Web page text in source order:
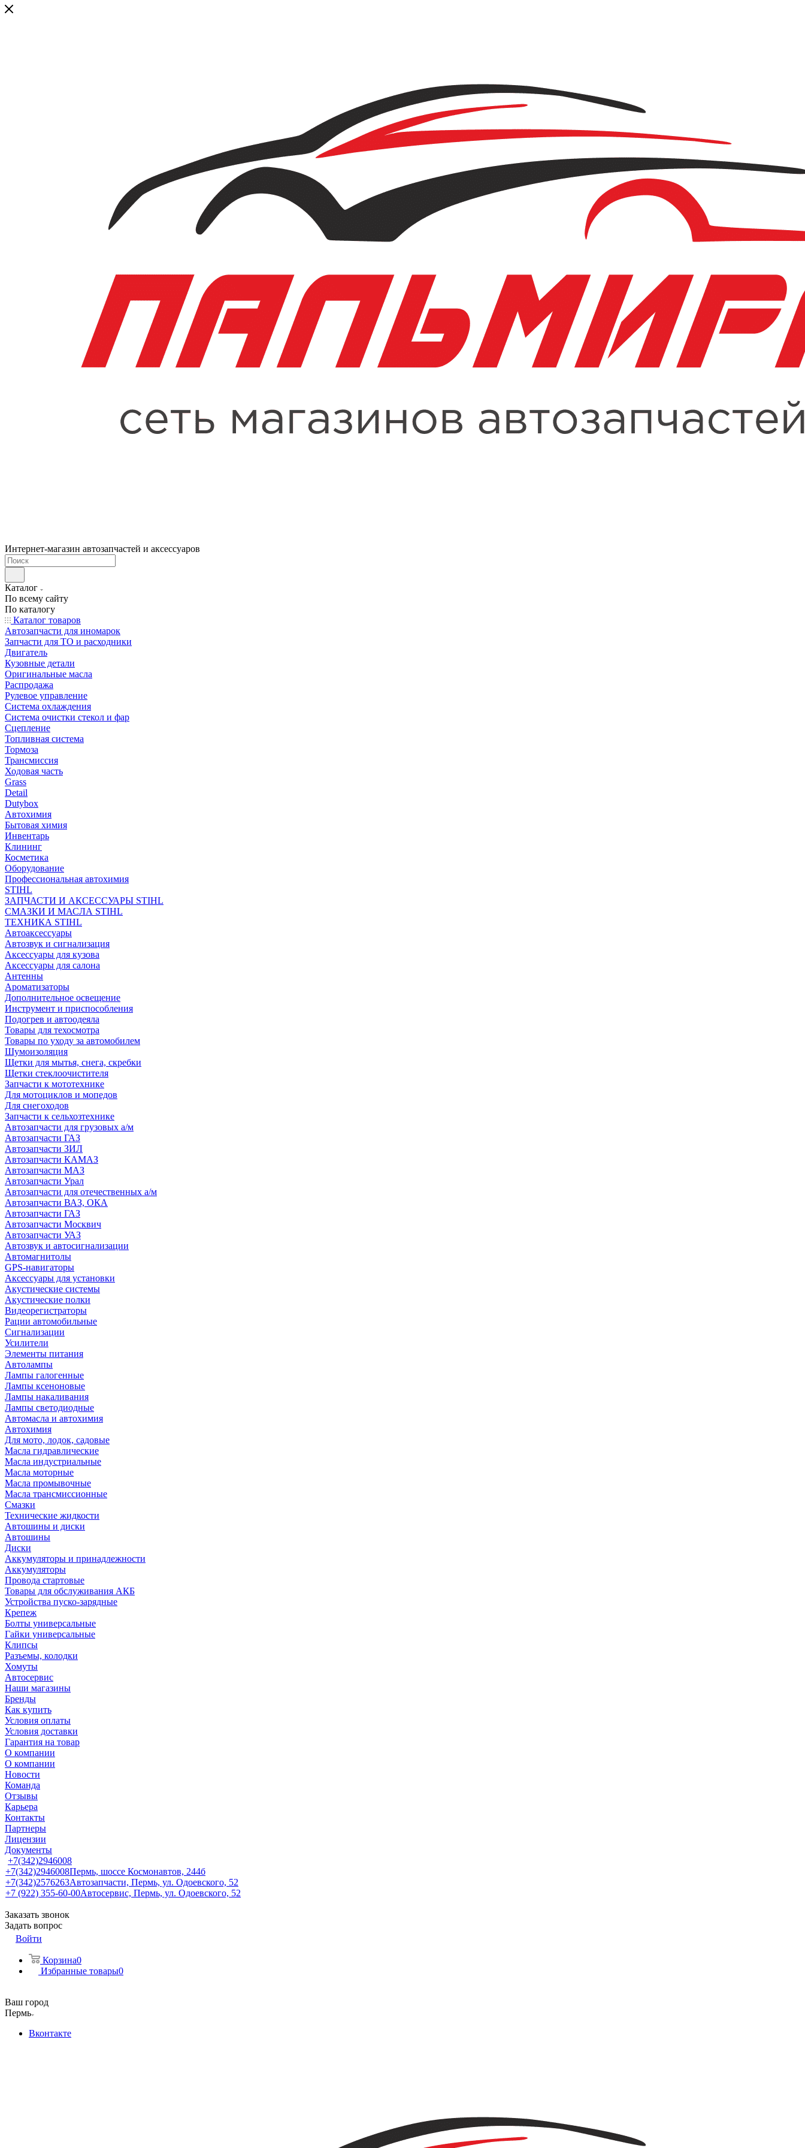
Интернет-магазин автозапчастей и аксессуаров
Каталог
По всему сайту
По каталогу
Каталог товаров
Автозапчасти для иномарок
Запчасти для ТО и расходники
Двигатель
Кузовные детали
Оригинальные масла
Распродажа
Рулевое управление
Система охлаждения
Система очистки стекол и фар
Сцепление
Топливная система
Тормоза
Трансмиссия
Ходовая часть
Grass
Detail
Dutybox
Автохимия
Бытовая химия
Инвентарь
Клининг
Косметика
Оборудование
Профессиональная автохимия
STIHL
ЗАПЧАСТИ И АКСЕССУАРЫ STIHL
СМАЗКИ И МАСЛА STIHL
ТЕХНИКА STIHL
Автоаксессуары
Автозвук и сигнализация
Аксессуары для кузова
Аксессуары для салона
Антенны
Ароматизаторы
Дополнительное освещение
Инструмент и приспособления
Подогрев и автоодеяла
Товары для техосмотра
Товары по уходу за автомобилем
Шумоизоляция
Щетки для мытья, снега, скребки
Щетки стеклоочистителя
Запчасти к мототехнике
Для мотоциклов и мопедов
Для снегоходов
Запчасти к сельхозтехнике
Автозапчасти для грузовых а/м
Автозапчасти ГАЗ
Автозапчасти ЗИЛ
Автозапчасти КАМАЗ
Автозапчасти МАЗ
Автозапчасти Урал
Автозапчасти для отечественных а/м
Автозапчасти ВАЗ, ОКА
Автозапчасти ГАЗ
Автозапчасти Москвич
Автозапчасти УАЗ
Автозвук и автосигнализации
Автомагнитолы
GPS-навигаторы
Аксессуары для установки
Акустические системы
Акустические полки
Видеорегистраторы
Рации автомобильные
Сигнализации
Усилители
Элементы питания
Автолампы
Лампы галогенные
Лампы ксеноновые
Лампы накаливания
Лампы светодиодные
Автомасла и автохимия
Автохимия
Для мото, лодок, садовые
Масла гидравлические
Масла индустриальные
Масла моторные
Масла промывочные
Масла трансмиссионные
Смазки
Технические жидкости
Автошины и диски
Автошины
Диски
Аккумуляторы и принадлежности
Аккумуляторы
Провода стартовые
Товары для обслуживания АКБ
Устройства пуско-зарядные
Крепеж
Болты универсальные
Гайки универсальные
Клипсы
Разъемы, колодки
Хомуты
Автосервис
Наши магазины
Бренды
Как купить
Условия оплаты
Условия доставки
Гарантия на товар
О компании
О компании
Новости
Команда
Отзывы
Карьера
Контакты
Партнеры
Лицензии
Документы
+7(342)2946008
+7(342)2946008Пермь, шоссе Космонавтов, 244б
+7(342)2576263Автозапчасти, Пермь, ул. Одоевского, 52
+7 (922) 355-60-00Автосервис, Пермь, ул. Одоевского, 52
Заказать звонок
Задать вопрос
Войти
Корзина0
Избранные товары0
Ваш город
Пермь
Вконтакте